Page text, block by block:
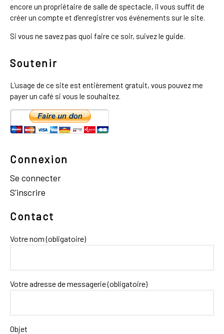
encore un propriétaire de salle de spectacle, il vous suffit de
créer un compte et d’enregistrer vos événements sur le site.
Si vous ne savez pas quoi faire ce soir, suivez le guide.
Soutenir
L'usage de ce site est entièrement gratuit, vous pouvez me
payer un café si vous le souhaitez.
Connexion
Se connecter
S'inscrire
Contact
Votre nom (obligatoire)
Votre adresse de messagerie (obligatoire)
Objet